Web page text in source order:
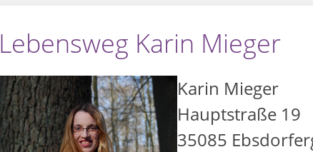
Lebensweg Karin Mieger
Karin Mieger
Hauptstraße 19
35085